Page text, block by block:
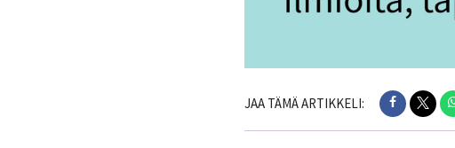
JAA TÄMÄ ARTIKKELI: